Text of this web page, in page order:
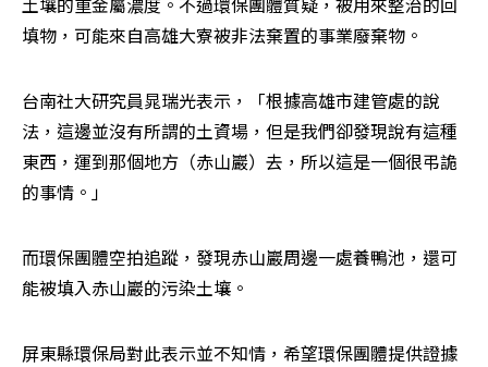
填物，可能來自高雄大寮被非法棄置的事業廢棄物。
台南社大研究員晁瑞光表示，「根據高雄市建管處的說
法，這邊並沒有所謂的土資場，但是我們卻發現說有這種
東西，運到那個地方（赤山巖）去，所以這是一個很弔詭
的事情。」
而環保團體空拍追蹤，發現赤山巖周邊一處養鴨池，還可
能被填入赤山巖的污染土壤。
屏東縣環保局對此表示並不知情，希望環保團體提供證據